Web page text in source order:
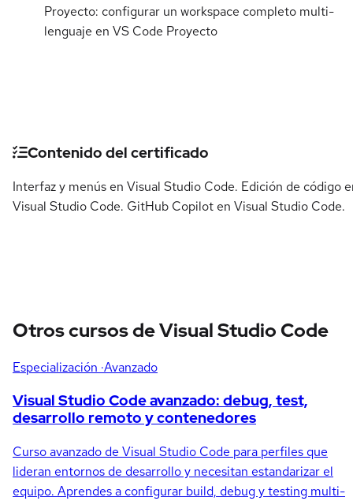
Proyecto: configurar un workspace completo multi-
lenguaje en VS Code Proyecto
Detalles del curso
Contenido del certificado
Interfaz y menús en Visual Studio Code. Edición de código
Visual Studio Code. GitHub Copilot en Visual Studio Code.
Otros cursos de Visual Studio Code
Especialización ·Avanzado
Visual Studio Code avanzado: debug, test,
desarrollo remoto y contenedores
Curso avanzado de Visual Studio Code para perfiles que
lideran entornos de desarrollo y necesitan estandarizar el
equipo. Aprendes a configurar build, debug y testing multi-